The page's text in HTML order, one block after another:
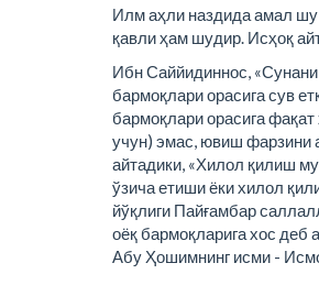
Илм аҳли наздида амал шу
қавли ҳам шудир. Исҳоқ
Ибн Саййидиннос,
бармоқлари орасига сув
бармоқлари орасига
учун) эмас, ювиш фарзини
айтадики, «Хилол қилиш
ўзича етиши ёки хилол
йўқлиги Пайғамбар
оёқ бармоқларига хос деб
Абу Ҳошимнинг исми -